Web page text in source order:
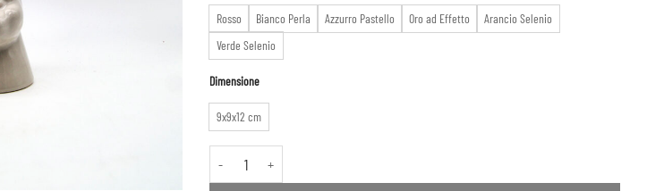
Rosso Bianco Perla Azzurro Pastello Oro ad Effetto
Arancio Selenio
Verde Selenio
Dimensione
9x9x12 cm